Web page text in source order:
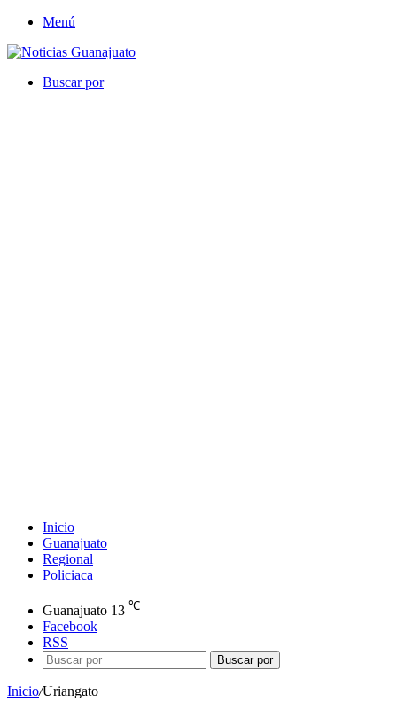
Menú
Buscar por
Inicio
Guanajuato
Regional
Policiaca
Guanajuato 13 ℃
Facebook
RSS
Buscar por
Inicio/Uriangato